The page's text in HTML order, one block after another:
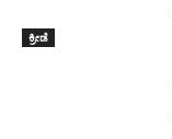
ಕ್ರೀಡೆ